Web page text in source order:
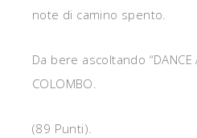
note di camino spento.
Da bere ascoltando “DANCE
COLOMBO.
(89 Punti).